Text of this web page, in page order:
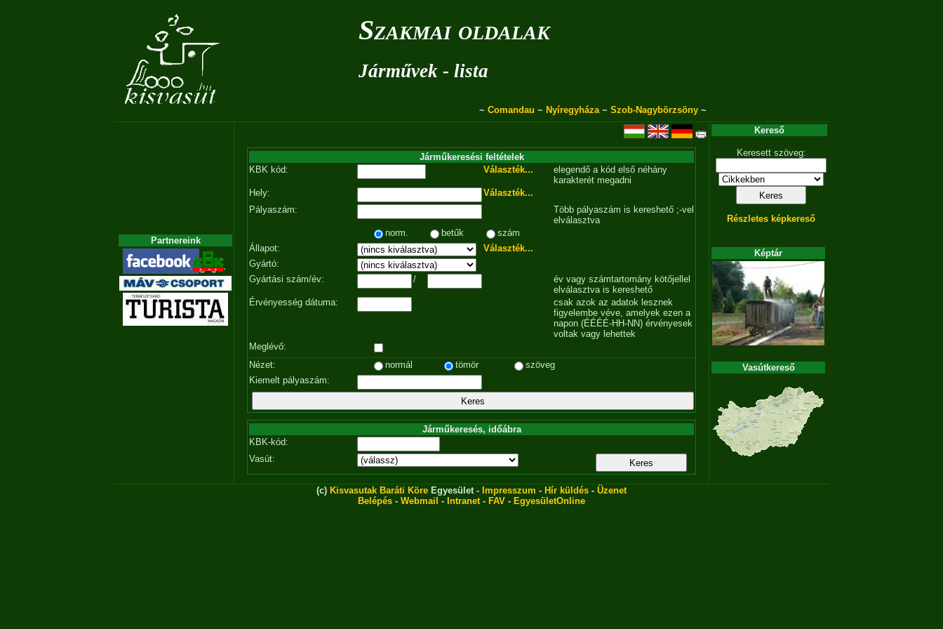
Szakmai oldalak
Járművek - lista
~ Comandau ~ Nyíregyháza~ Szob-Nagybörzsöny ~
Partnereink
Járműkeresési feltételek
KBK kód:
Választék...
elegendő a kód első néhány
karakterét megadni
Hely:
Választék...
Pályaszám:
Több pályaszám is kereshető ;-vel
elválasztva
norm.
betűk
szám
Állapot:
Választék...
Gyártó:
Gyártási szám/év:
/
év vagy számtartomány kötőjellel
elválasztva is kereshető
Érvényesség dátuma:
csak azok az adatok lesznek
figyelembe véve, amelyek ezen a
napon (ÉÉÉÉ-HH-NN) érvényesek
voltak vagy lehettek
Meglévő:
Nézet:
normál tömör
szöveg
Kiemelt pályaszám:
Járműkeresés, időábra
KBK-kód:
Vasút:
Kereső
Keresett szöveg:
Részletes képkereső
Képtár
Vasútkereső
(c) Kisvasutak Baráti Köre Egyesület - Impresszum - Hír küldés - Üzenet
Belépés - Webmail - Intranet- FAV - EgyesületOnline